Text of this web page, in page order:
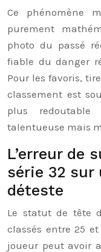
Ce phénomène
purement
photo du passé
fiable du danger
Pour les favoris,
classement est
plus
talentueuse mais
L’erreur de
série 32 sur
déteste
Le statut de tête
classés entre 25
joueur peut avoir